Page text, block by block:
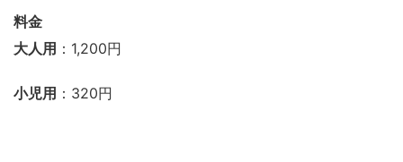
料金
大人用 ：1,200円
小児用 ：320円